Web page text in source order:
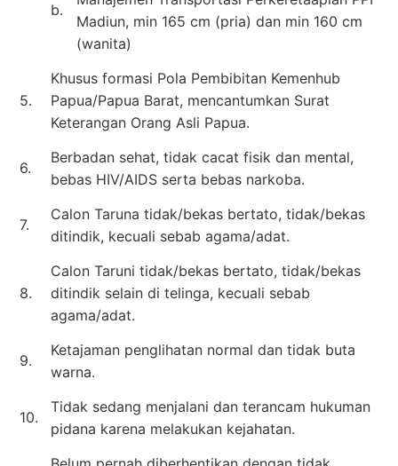
b.
Madiun, min 165 cm (pria) dan min 160 cm
(wanita)
5.
Khusus formasi Pola Pembibitan Kemenhub
Papua/Papua Barat, mencantumkan Surat
Keterangan Orang Asli Papua.
6.
Berbadan sehat, tidak cacat fisik dan mental,
bebas HIV/AIDS serta bebas narkoba.
7.
Calon Taruna tidak/bekas bertato, tidak/bekas
ditindik, kecuali sebab agama/adat.
8.
Calon Taruni tidak/bekas bertato, tidak/bekas
ditindik selain di telinga, kecuali sebab
agama/adat.
9.
Ketajaman penglihatan normal dan tidak buta
warna.
10.
Tidak sedang menjalani dan terancam hukuman
pidana karena melakukan kejahatan.